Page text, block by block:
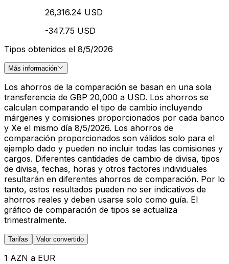
26,316.24 USD
-347.75 USD
Tipos obtenidos el 8/5/2026
Más información
Los ahorros de la comparación se basan en una sola
transferencia de GBP 20,000 a USD. Los ahorros se
calculan comparando el tipo de cambio incluyendo
márgenes y comisiones proporcionados por cada banco
y Xe el mismo día 8/5/2026. Los ahorros de
comparación proporcionados son válidos solo para el
ejemplo dado y pueden no incluir todas las comisiones y
cargos. Diferentes cantidades de cambio de divisa, tipos
de divisa, fechas, horas y otros factores individuales
resultarán en diferentes ahorros de comparación. Por lo
tanto, estos resultados pueden no ser indicativos de
ahorros reales y deben usarse solo como guía. El
gráfico de comparación de tipos se actualiza
trimestralmente.
Tarifas Valor convertido
1 AZN a EUR